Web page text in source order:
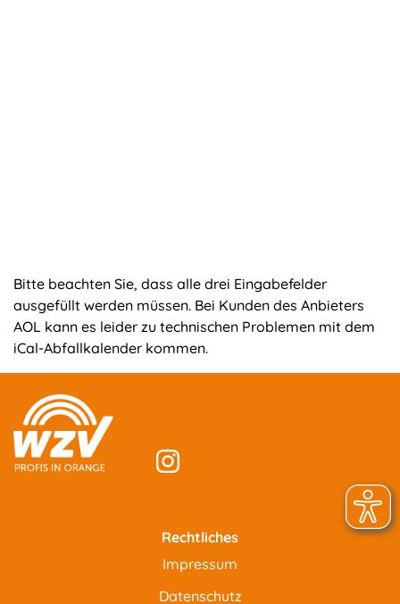
Bitte beachten Sie, dass alle drei Eingabefelder
ausgefüllt werden müssen. Bei Kunden des Anbieters
AOL kann es leider zu technischen Problemen mit dem
iCal-Abfallkalender kommen.
Rechtliches
Impressum
Datenschutz